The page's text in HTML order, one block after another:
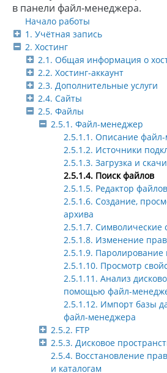
Начало работы
1. Учётная запись
2. Хостинг
2.1. Общая информация о
2.2. Хостинг-аккаунт
2.3. Дополнительные услуги
2.4. Сайты
2.5. Файлы
2.5.1. Файл-менеджер
2.5.1.1. Описание
2.5.1.2. Источники
2.5.1.3. Загрузка и
2.5.1.4. Поиск файлов
2.5.1.5. Редактор файлов
2.5.1.6. Создание,
архива
2.5.1.7. Символические
2.5.1.8. Изменение прав
2.5.1.9. Паролирование
2.5.1.10. Просмотр
2.5.1.11. Анализ
помощью файл-
2.5.1.12. Импорт базы
файл-менеджера
2.5.2. FTP
2.5.3. Дисковое
2.5.4. Восстановление
и каталогам
в панели файл-менеджера.